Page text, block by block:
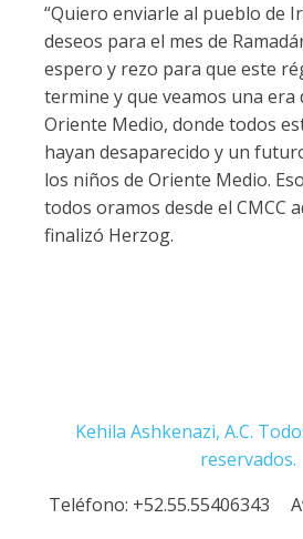
“Quiero enviarle al pueblo de
deseos para el mes de
espero y rezo para que este
termine y que veamos una era
Oriente Medio, donde todos
hayan desaparecido y un
los niños de Oriente Medio.
todos oramos desde el CMCC
finalizó Herzog.
Kehila Ashkenazi, A.C.
reservados.
Teléfono: +52.55.55406343